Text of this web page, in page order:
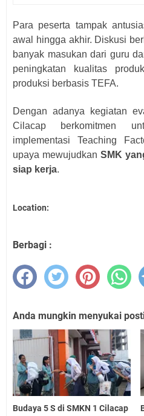
Para peserta tampak
awal hingga akhir. Diskusi
banyak masukan dari guru
peningkatan kualitas
produksi berbasis TEFA.
Dengan adanya kegiatan
Cilacap berkomitmen
implementasi Teaching
upaya mewujudkan SMK
siap kerja.
Location:
Berbagi :
Anda mungkin menyukai
Budaya 5 S di SMKN 1 Cilacap